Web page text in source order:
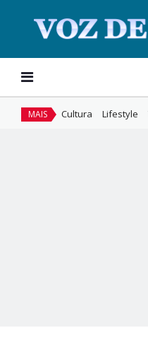
MAIS Cultura Lifestyle